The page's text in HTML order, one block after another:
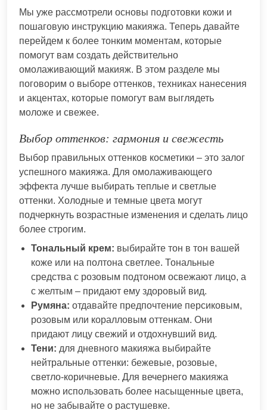
Мы уже рассмотрели основы подготовки кожи и
пошаговую инструкцию макияжа. Теперь давайте
перейдем к более тонким моментам, которые
помогут вам создать действительно
омолаживающий макияж. В этом разделе мы
поговорим о выборе оттенков, техниках нанесения
и акцентах, которые помогут вам выглядеть
моложе и свежее.
Выбор оттенков: гармония и свежесть
Выбор правильных оттенков косметики – это залог
успешного макияжа. Для омолаживающего
эффекта лучше выбирать теплые и светлые
оттенки. Холодные и темные цвета могут
подчеркнуть возрастные изменения и сделать лицо
более строгим.
Тональный крем: выбирайте тон в тон вашей
коже или на полтона светлее. Тональные
средства с розовым подтоном освежают лицо, а
с желтым – придают ему здоровый вид.
Румяна: отдавайте предпочтение персиковым,
розовым или коралловым оттенкам. Они
придают лицу свежий и отдохнувший вид.
Тени: для дневного макияжа выбирайте
нейтральные оттенки: бежевые, розовые,
светло-коричневые. Для вечернего макияжа
можно использовать более насыщенные цвета,
но не забывайте о растушевке.